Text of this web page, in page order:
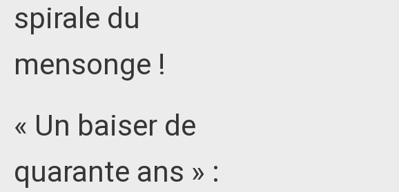
spirale du
mensonge !
« Un baiser de
quarante ans » :